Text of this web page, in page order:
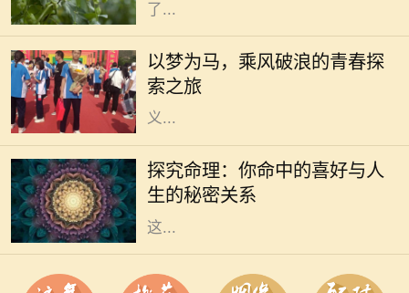
了...
以梦为马，乘风破浪的青春探
索之旅
生活是一场漫长的旅程，每个人都在
自己的旅途中追寻着梦想。无论是平
凡的日常，还是波澜壮阔的冒险，我
们都在用自己的方式诠释着梦想的意
义...
探究命理：你命中的喜好与人
生的秘密关系
在传统的中华文化中，命理学一直是
人们关注的一个重要领域。通过生辰
八字，许多人尝试了解自己的命运，
探索人生的喜好和方向。我们常听到
这...